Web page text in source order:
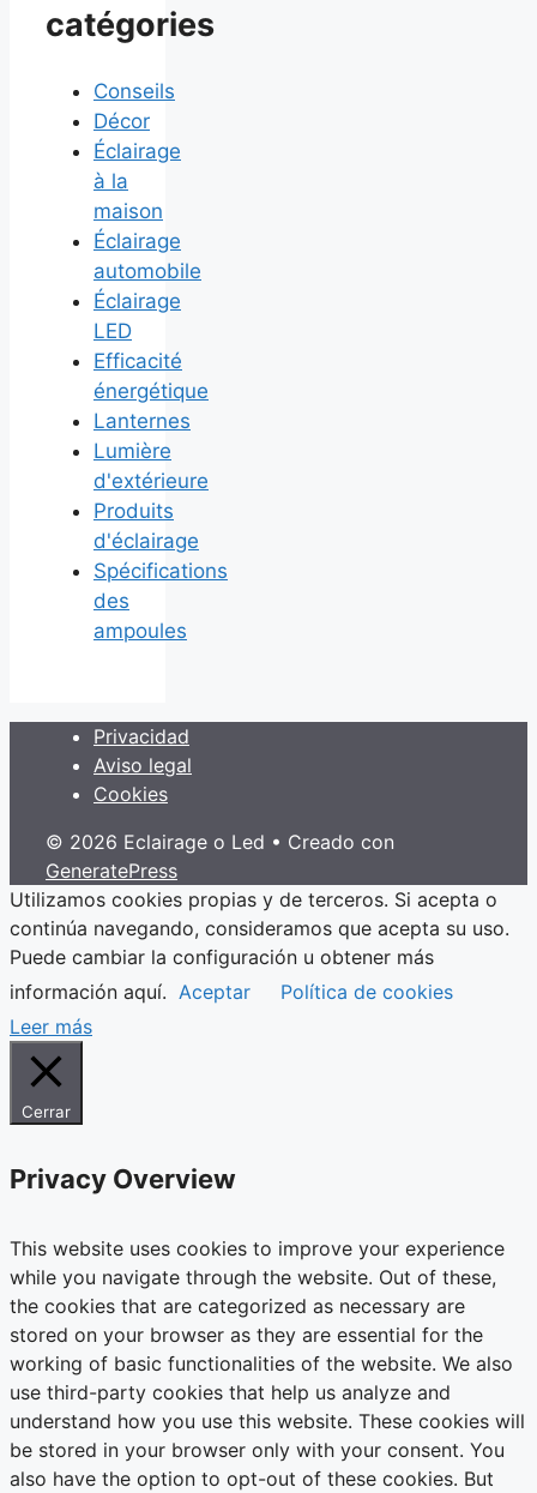
catégories
Conseils
Décor
Éclairage
à la
maison
Éclairage
automobile
Éclairage
LED
Efficacité
énergétique
Lanternes
Lumière
d'extérieure
Produits
d'éclairage
Spécifications
des
ampoules
Privacidad
Aviso legal
Cookies
© 2026 Eclairage o Led • Creado con
GeneratePress
Utilizamos cookies propias y de terceros. Si acepta o
continúa navegando, consideramos que acepta su uso.
Puede cambiar la configuración u obtener más
información aquí. Aceptar
Política de cookies
Leer más
Cerrar
Privacy Overview
This website uses cookies to improve your experience
while you navigate through the website. Out of these,
the cookies that are categorized as necessary are
stored on your browser as they are essential for the
working of basic functionalities of the website. We also
use third-party cookies that help us analyze and
understand how you use this website. These cookies will
be stored in your browser only with your consent. You
also have the option to opt-out of these cookies. But